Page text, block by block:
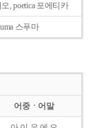
, poetica 포에티카
스푸마
어중ㆍ어말